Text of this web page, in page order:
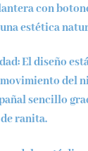
con
estética
: El diseño
del
sencillo
ranita.